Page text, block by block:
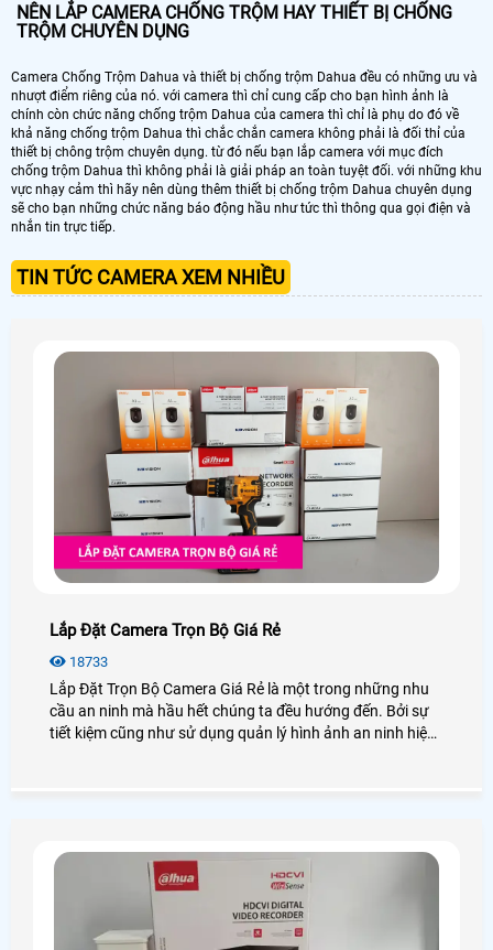
NÊN LẮP CAMERA CHỐNG TRỘM HAY THIẾT BỊ CHỐNG
TRỘM CHUYÊN DỤNG
Camera Chống Trộm Dahua và thiết bị chống trộm Dahua đều có những ưu và
nhượt điểm riêng của nó. với camera thì chỉ cung cấp cho bạn hình ảnh là
chính còn chức năng chống trộm Dahua của camera thì chỉ là phụ do đó về
khả năng chống trộm Dahua thì chắc chắn camera không phải là đối thỉ của
thiết bị chông trộm chuyên dụng. từ đó nếu bạn lắp camera với mục đích
chống trộm Dahua thì không phải là giải pháp an toàn tuyệt đối. với những khu
vực nhạy cảm thì hãy nên dùng thêm thiết bị chống trộm Dahua chuyên dụng
sẽ cho bạn những chức năng báo động hầu như tức thì thông qua gọi điện và
nhắn tin trực tiếp.
TIN TỨC CAMERA XEM NHIỀU
Lắp Đặt Camera Trọn Bộ Giá Rẻ
18733
Lắp Đặt Trọn Bộ Camera Giá Rẻ là một trong những nhu
cầu an ninh mà hầu hết chúng ta đều hướng đến. Bởi sự
tiết kiệm cũng như sử dụng quản lý hình ảnh an ninh hiệu